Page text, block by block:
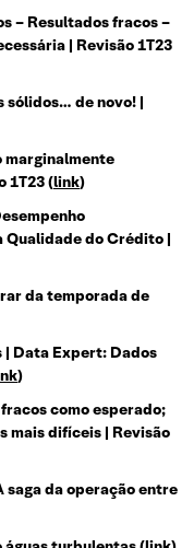
– Resultados fracos –
| Revisão 1T23
sólidos… de novo! |
marginalmente
1T23 (link)
Qualidade do Crédito |
da temporada de
| Data Expert: Dados
)
como esperado;
mais difíceis | Revisão
saga da operação entre